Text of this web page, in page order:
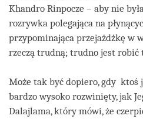
Khandro Rinpocze – aby nie
rozrywka polegająca na
przypominająca przejażdżkę w
rzeczą trudną; trudno jest robić
Może tak być dopiero, gdy ktoś
bardzo wysoko rozwinięty, jak
Dalajlama, który mówi, że